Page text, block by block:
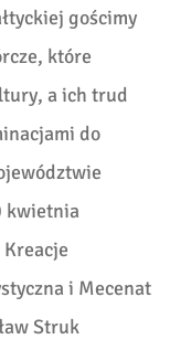
gościmy
które
a ich trud
do
kwietnia
i Mecenat
Struk